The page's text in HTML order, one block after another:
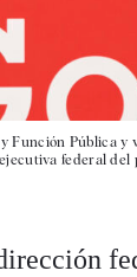
Función Pública y
federal del